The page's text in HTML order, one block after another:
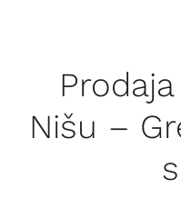
Nišu –